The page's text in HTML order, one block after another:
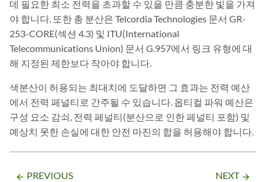
데 필요한 최소 전력을 초과할 수 있을 만큼 충분한 빛을 가져
야 합니다. 또한 총 분산은 Telcordia Technologies 문서 GR-
253-CORE(섹션 4.3) 및 ITU(International
Telecommunications Union) 문서 G.957에서 링크 유형에 대
해 지정된 제한보다 작아야 합니다.
색분산이 허용되는 최대치에 도달하면 그 효과는 전력 예산
에서 전력 페널티로 간주될 수 있습니다. 옵티컬 파워 예산은
구성 요소 감쇠, 전력 페널티(분산으로 인한 페널티 포함) 및
예상치 못한 손실에 대한 안전 마진의 합을 허용해야 합니다.
arrow_backward PREVIOUS NEXT arrow_forward